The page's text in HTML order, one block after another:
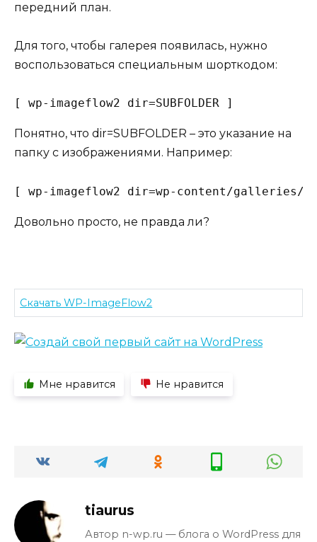
передний план.
Для того, чтобы галерея появилась, нужно
воспользоваться специальным шорткодом:
[ wp-imageflow2 dir=SUBFOLDER ]
Понятно, что dir=SUBFOLDER – это указание на
папку с изображениями. Например:
[ wp-imageflow2 dir=wp-content/galleries/
Довольно просто, не правда ли?
Скачать WP-ImageFlow2
Мне нравится Не нравится
tiaurus
Автор n-wp.ru — блога о WordPress для